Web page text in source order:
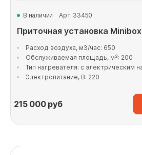
В наличии Арт. 33450
Приточная установка
Расход воздуха, м3/час: 650
Обслуживаемая площадь, м²: 200
Тип нагревателя: с электрическим
Электропитание, В: 220
215 000руб